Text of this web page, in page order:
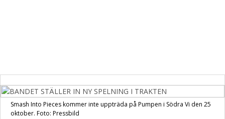
Smash Into Pieces kommer inte uppträda på Pumpen i Södra Vi den 25
oktober. Foto: Pressbild